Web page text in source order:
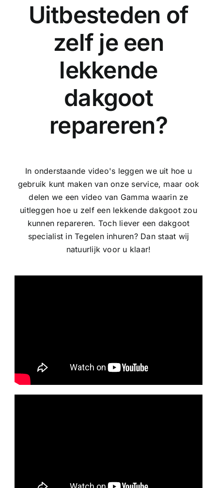
Uitbesteden of
zelf je een
lekkende
dakgoot
repareren?
In onderstaande video's leggen we uit hoe u
gebruik kunt maken van onze service, maar ook
delen we een video van Gamma waarin ze
uitleggen hoe u zelf een lekkende dakgoot zou
kunnen repareren. Toch liever een dakgoot
specialist in Tegelen inhuren? Dan staat wij
natuurlijk voor u klaar!